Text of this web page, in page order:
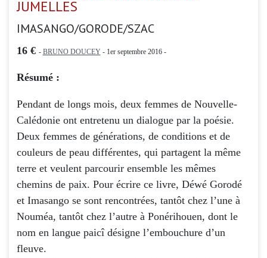
JUMELLES
IMASANGO/GORODE/SZAC
16 € - BRUNO DOUCEY- 1er septembre 2016 -
Résumé :
Pendant de longs mois, deux femmes de Nouvelle-
Calédonie ont entretenu un dialogue par la poésie.
Deux femmes de générations, de conditions et de
couleurs de peau différentes, qui partagent la même
terre et veulent parcourir ensemble les mêmes
chemins de paix. Pour écrire ce livre, Déwé Gorodé
et Imasango se sont rencontrées, tantôt chez l’une à
Nouméa, tantôt chez l’autre à Ponérihouen, dont le
nom en langue paicî désigne l’embouchure d’un
fleuve.